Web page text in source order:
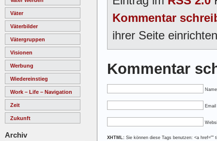
Väter
Väterbilder
Vätergruppen
Visionen
Werbung
Wiedereinstieg
Work – Life – Navigation
Zeit
Zukunft
Archiv
Kommentar
ihrer Seite
Kommentar
Name
XHTML: Sie können diese Tags benutzen: <a href=""